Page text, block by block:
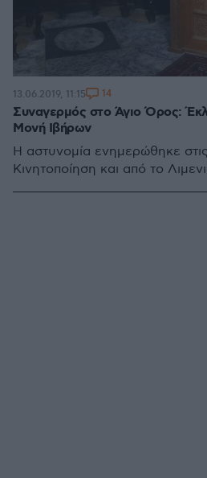
Συναγερμός στο Άγιο Όρος:
Μονή Ιβήρων
Η αστυνομία ενημερώθηκε
Κινητοποίηση και από το
13.06.2019, 11:15 14